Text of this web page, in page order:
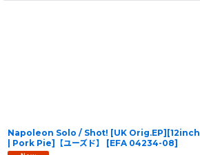
Napoleon Solo / Shot! [UK Orig.EP][12inch
| Pork Pie]【ユーズド】
[EFA 04234-08]